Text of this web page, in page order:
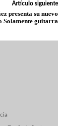
Artículo siguiente
presenta su nuevo
Solamente guitarra